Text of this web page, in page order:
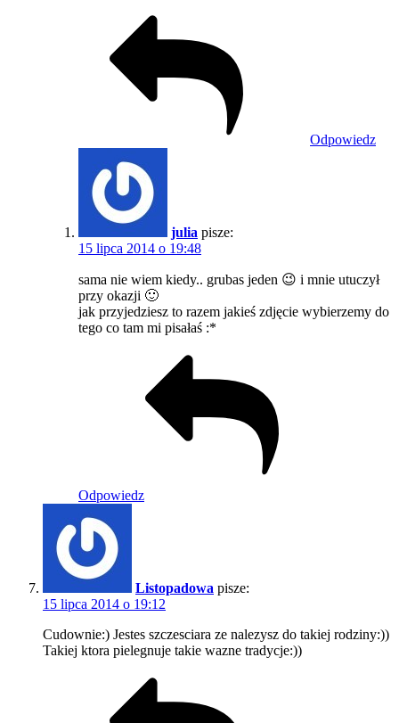
Odpowiedz
julia pisze:
15 lipca 2014 o 19:48
sama nie wiem kiedy.. grubas jeden 😉 i mnie utuczył
przy okazji 🙂
jak przyjedziesz to razem jakieś zdjęcie wybierzemy do
tego co tam mi pisałaś :*
Odpowiedz
Listopadowa pisze:
15 lipca 2014 o 19:12
Cudownie:) Jestes szczesciara ze nalezysz do takiej rodziny:))
Takiej ktora pielegnuje takie wazne tradycje:))